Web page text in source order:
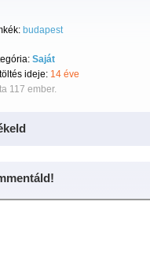
budapest
Saját
ideje: 14 éve
117 ember.